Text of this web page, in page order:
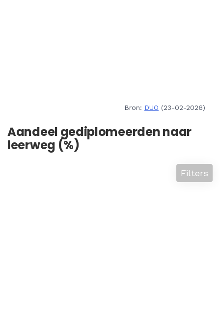
Bron: DUO (23-02-2026)
Aandeel gediplomeerden naar
leerweg (%)
Filters